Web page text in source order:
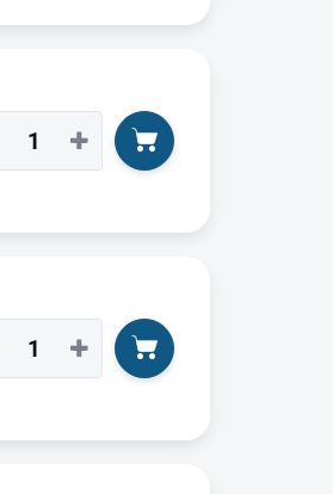
+
+